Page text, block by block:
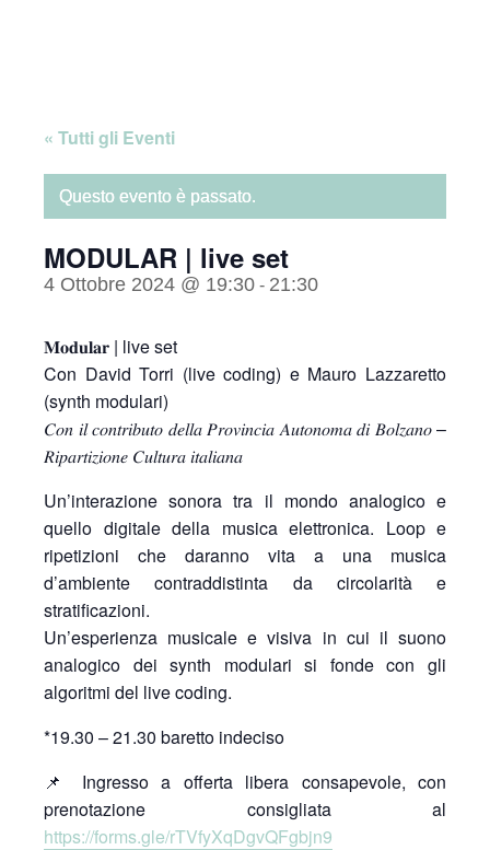
« Tutti gli Eventi
Questo evento è passato.
MODULAR | live set
4 Ottobre 2024 @ 19:30 - 21:30
𝐌𝐨𝐝𝐮𝐥𝐚𝐫 | live set
Con David Torri (live coding) e Mauro Lazzaretto
(synth modulari)
𝐶𝑜𝑛 𝑖𝑙 𝑐𝑜𝑛𝑡𝑟𝑖𝑏𝑢𝑡𝑜 𝑑𝑒𝑙𝑙𝑎 𝑃𝑟𝑜𝑣𝑖𝑛𝑐𝑖𝑎 𝐴𝑢𝑡𝑜𝑛𝑜𝑚𝑎 𝑑𝑖 𝐵𝑜𝑙𝑧𝑎𝑛𝑜 –
𝑅𝑖𝑝𝑎𝑟𝑡𝑖𝑧𝑖𝑜𝑛𝑒 𝐶𝑢𝑙𝑡𝑢𝑟𝑎 𝑖𝑡𝑎𝑙𝑖𝑎𝑛𝑎
Un’interazione sonora tra il mondo analogico e
quello digitale della musica elettronica. Loop e
ripetizioni che daranno vita a una musica
d’ambiente contraddistinta da circolarità e
stratificazioni.
Un’esperienza musicale e visiva in cui il suono
analogico dei synth modulari si fonde con gli
algoritmi del live coding.
*19.30 – 21.30 baretto indeciso
📌 Ingresso a offerta libera consapevole, con
prenotazione consigliata al
https://forms.gle/rTVfyXqDgvQFgbjn9